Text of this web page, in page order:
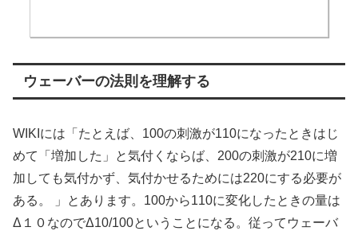
ウェーバーの法則を理解する
WIKIには「たとえば、100の刺激が110になったときはじ
めて「増加した」と気付くならば、200の刺激が210に増
加しても気付かず、気付かせるためには220にする必要が
ある。 」とあります。100から110に変化したときの量は
Δ１０なのでΔ10/100ということになる。従ってウェーバ